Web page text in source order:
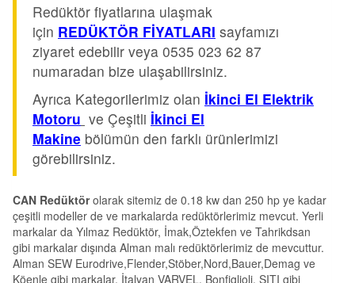
Redüktör fiyatlarına ulaşmak
için REDÜKTÖR FİYATLARI sayfamızı
ziyaret edebilir veya 0535 023 62 87
numaradan bize ulaşabilirsiniz.
Ayrıca Kategorilerimiz olan İkinci El Elektrik
Motoru ve Çeşitli İkinci El
Makine bölümün den farklı ürünlerimizi
görebilirsiniz.
CAN Redüktörolarak sitemiz de 0.18 kw dan 250 hp ye kadar
çeşitli modeller de ve markalarda redüktörlerimiz mevcut. Yerli
markalar da Yılmaz Redüktör, İmak,Öztekfen ve Tahrikdsan
gibi markalar dışında Alman malı redüktörlerimiz de mevcuttur.
Alman SEW Eurodrive,Flender,Stöber,Nord,Bauer,Demag ve
Köenle gibi markalar. İtalyan VARVEL, Bonfiglioli, SITI gibi